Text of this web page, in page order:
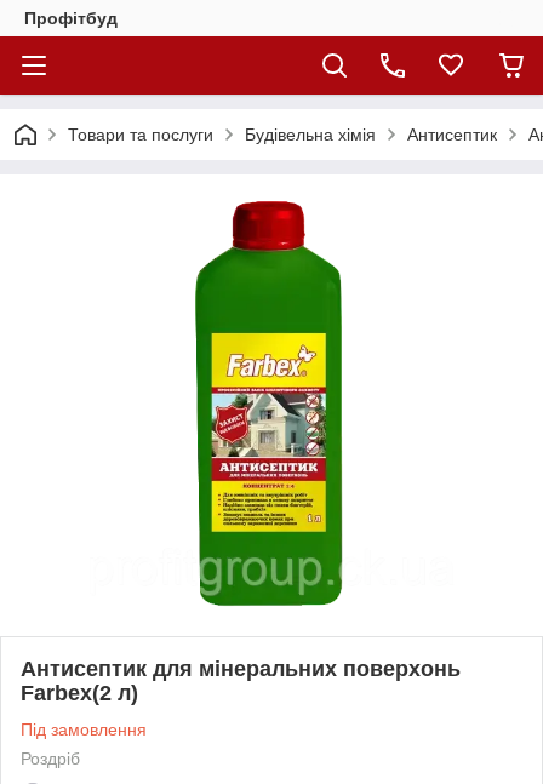
Профітбуд
Товари та послуги Будівельна хімія Антисептик
Антисептик для мінеральних поверхонь
Farbex(2 л)
Під замовлення
Роздріб